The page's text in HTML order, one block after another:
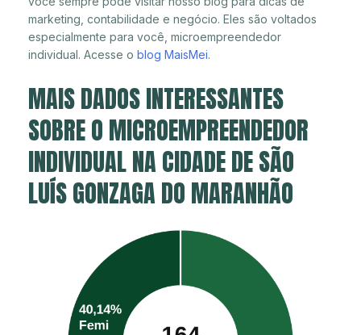
marketing, contabilidade e negócio. Eles são voltados
especialmente para você, microempreendedor
individual. Acesse o blog MaisMei.
MAIS DADOS INTERESSANTES
SOBRE O MICROEMPREENDEDOR
INDIVIDUAL NA CIDADE DE SÃO
LUÍS GONZAGA DO MARANHÃO